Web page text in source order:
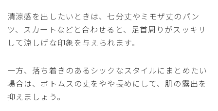
清涼感を出したいときは、七分丈やミモザ丈のパン
ツ、スカートなどと合わせると、足首周りがスッキリ
して涼しげな印象を与えられます。
一方、落ち着きのあるシックなスタイルにまとめたい
場合は、ボトムスの丈をやや長めにして、肌の露出を
抑えましょう。